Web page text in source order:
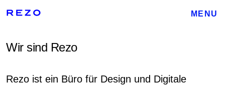
MENU
Wir sind Rezo
Rezo ist ein Büro für Design und Digitale